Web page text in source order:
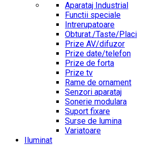
Aparataj Industrial
Functii speciale
Intrerupatoare
Obturat./Taste/Placi
Prize AV/difuzor
Prize date/telefon
Prize de forta
Prize tv
Rame de ornament
Senzori aparataj
Sonerie modulara
Suport fixare
Surse de lumina
Variatoare
Iluminat